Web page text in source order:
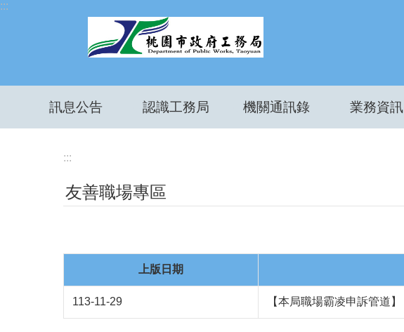
跳到主要內容區塊
:::
訊息公告 認識工務局 機關通訊錄 業務資訊
:::
友善職場專區
上版日期
113-11-29 【本局職場霸凌申訴管道】